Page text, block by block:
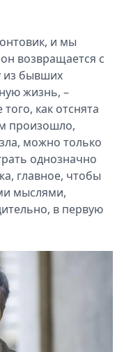
и мы
возвращается с
из бывших
жизнь, –
как отснята
произошло,
можно только
однозначно
главное, чтобы
мыслями,
в первую